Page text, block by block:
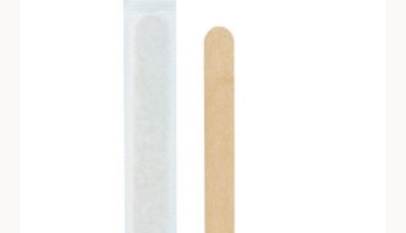
WIJZIG NAAR EXCLUSIEF BTW